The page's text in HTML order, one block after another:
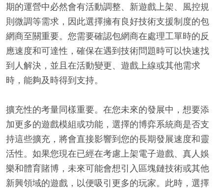
期的運營中必然會有活動調整、新遊戲上架、風控規
則微調等需求，因此選擇擁有良好技術支援制度的包
網商至關重要。您需要確認包網商在處理工單時的反
應速度和可達性，確保在遇到技術問題時可以快速找
到人解決，並且在活動變更、遊戲上線或其他需求
時，能夠及時得到支持。
擴充性的考量同樣重要。在您未來的發展中，想要添
加更多的遊戲模組或功能，選擇的博弈系統商是否支
持這些擴充，將會直接影響到您的長期發展速度和靈
活性。如果您現在已經在考慮上架電子遊戲、真人娛
樂和體育賭博，未來可能會想引入區塊鏈技術或其他
新興領域的遊戲，以便吸引更多的玩家。此時，選擇